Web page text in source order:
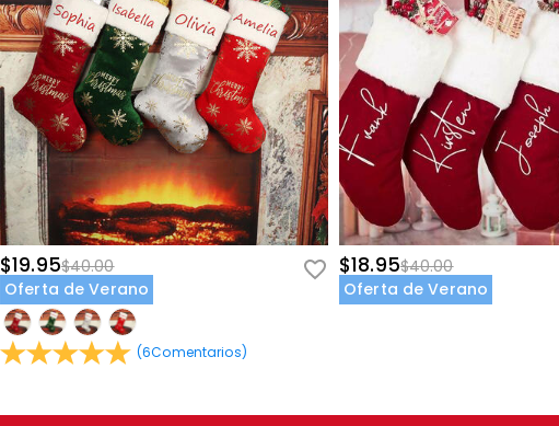
$19.95$40.00
Oferta de Verano
(6Comentarios)
$18.95$40.00
Oferta de Verano